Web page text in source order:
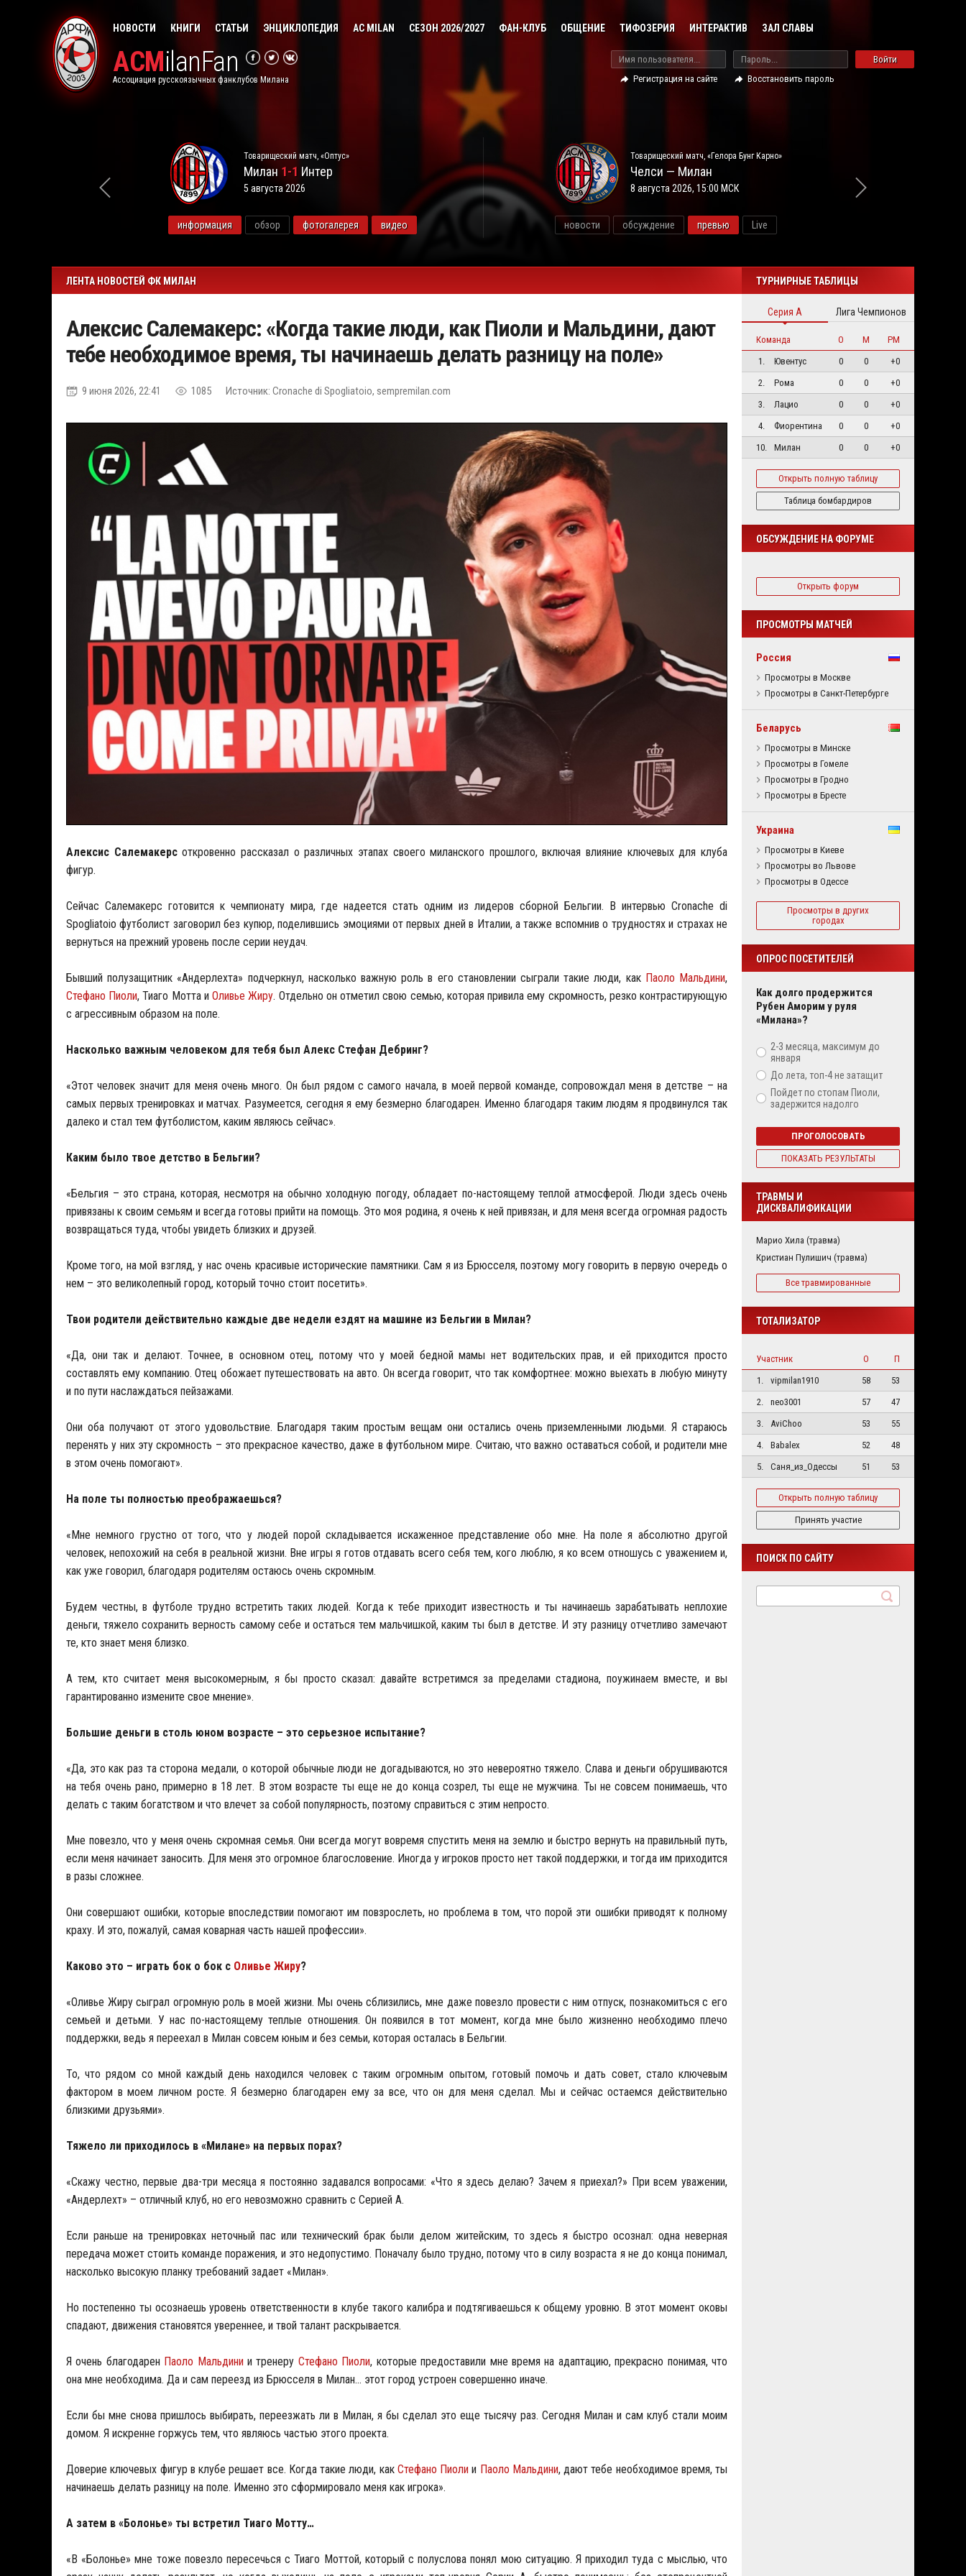
НОВОСТИ КНИГИ СТАТЬИ ЭНЦИКЛОПЕДИЯ AC MILAN СЕЗОН 2026/2027 ФАН-КЛУБ ОБЩЕНИЕ ТИФОЗЕРИЯ ИНТЕРАКТИВ ЗАЛ СЛАВЫ
ACMilanFan
Ассоциация русскоязычных фанклубов Милана
Войти
Регистрация на сайте
Восстановить пароль
Товарищеский матч, «Оптус»
Милан 1-1 Интер
5 августа 2026
информация обзор фотогалерея видео
Товарищеский матч, «Гелора Бунг Карно»
Челси — Милан
8 августа 2026, 15:00 МСК
новости обсуждение превью Live
ЛЕНТА НОВОСТЕЙ ФК МИЛАН
Алексис Салемакерс: «Когда такие люди, как Пиоли и Мальдини, дают
тебе необходимое время, ты начинаешь делать разницу на поле»
9 июня 2026, 22:41 1085 Источник: Cronache di Spogliatoio, sempremilan.com
Алексис Салемакерсоткровенно рассказал о различных этапах своего миланского прошлого, включая влияние ключевых для клуба
фигур.
Сейчас Салемакерс готовится к чемпионату мира, где надеется стать одним из лидеров сборной Бельгии. В интервью Cronache di
Spogliatoio футболист заговорил без купюр, поделившись эмоциями от первых дней в Италии, а также вспомнив о трудностях и страхах не
вернуться на прежний уровень после серии неудач.
Бывший полузащитник «Андерлехта» подчеркнул, насколько важную роль в его становлении сыграли такие люди, как Паоло Мальдини,
Стефано Пиоли, Тиаго Мотта иОливье Жиру. Отдельно он отметил свою семью, которая привила ему скромность, резко контрастирующую
с агрессивным образом на поле.
Насколько важным человеком для тебя был Алекс Стефан Дебринг?
«Этот человек значит для меня очень много. Он был рядом с самого начала, в моей первой команде, сопровождал меня в детстве – на
самых первых тренировках и матчах. Разумеется, сегодня я ему безмерно благодарен. Именно благодаря таким людям я продвинулся так
далеко и стал тем футболистом, каким являюсь сейчас».
Каким было твое детство в Бельгии?
«Бельгия – это страна, которая, несмотря на обычно холодную погоду, обладает по-настоящему теплой атмосферой. Люди здесь очень
привязаны к своим семьям и всегда готовы прийти на помощь. Это моя родина, я очень к ней привязан, и для меня всегда огромная радость
возвращаться туда, чтобы увидеть близких и друзей.
Кроме того, на мой взгляд, у нас очень красивые исторические памятники. Сам я из Брюсселя, поэтому могу говорить в первую очередь о
нем – это великолепный город, который точно стоит посетить».
Твои родители действительно каждые две недели ездят на машине из Бельгии в Милан?
«Да, они так и делают. Точнее, в основном отец, потому что у моей бедной мамы нет водительских прав, и ей приходится просто
составлять ему компанию. Отец обожает путешествовать на авто. Он всегда говорит, что так комфортнее: можно выехать в любую минуту
и по пути наслаждаться пейзажами.
Они оба получают от этого удовольствие. Благодаря таким простым вещам они остались очень приземленными людьми. Я стараюсь
перенять у них эту скромность – это прекрасное качество, даже в футбольном мире. Считаю, что важно оставаться собой, и родители мне
в этом очень помогают».
На поле ты полностью преображаешься?
«Мне немного грустно от того, что у людей порой складывается искаженное представление обо мне. На поле я абсолютно другой
человек, непохожий на себя в реальной жизни. Вне игры я готов отдавать всего себя тем, кого люблю, я ко всем отношусь с уважением и,
как уже говорил, благодаря родителям остаюсь очень скромным.
Будем честны, в футболе трудно встретить таких людей. Когда к тебе приходит известность и ты начинаешь зарабатывать неплохие
деньги, тяжело сохранить верность самому себе и остаться тем мальчишкой, каким ты был в детстве. И эту разницу отчетливо замечают
те, кто знает меня близко.
А тем, кто считает меня высокомерным, я бы просто сказал: давайте встретимся за пределами стадиона, поужинаем вместе, и вы
гарантированно измените свое мнение».
Большие деньги в столь юном возрасте – это серьезное испытание?
«Да, это как раз та сторона медали, о которой обычные люди не догадываются, но это невероятно тяжело. Слава и деньги обрушиваются
на тебя очень рано, примерно в 18 лет. В этом возрасте ты еще не до конца созрел, ты еще не мужчина. Ты не совсем понимаешь, что
делать с таким богатством и что влечет за собой популярность, поэтому справиться с этим непросто.
Мне повезло, что у меня очень скромная семья. Они всегда могут вовремя спустить меня на землю и быстро вернуть на правильный путь,
если меня начинает заносить. Для меня это огромное благословение. Иногда у игроков просто нет такой поддержки, и тогда им приходится
в разы сложнее.
Они совершают ошибки, которые впоследствии помогают им повзрослеть, но проблема в том, что порой эти ошибки приводят к полному
краху. И это, пожалуй, самая коварная часть нашей профессии».
Каково это – играть бок о бок с Оливье Жиру?
«Оливье Жиру сыграл огромную роль в моей жизни. Мы очень сблизились, мне даже повезло провести с ним отпуск, познакомиться с его
семьей и детьми. У нас по-настоящему теплые отношения. Он появился в тот момент, когда мне было жизненно необходимо плечо
поддержки, ведь я переехал в Милан совсем юным и без семьи, которая осталась в Бельгии.
То, что рядом со мной каждый день находился человек с таким огромным опытом, готовый помочь и дать совет, стало ключевым
фактором в моем личном росте. Я безмерно благодарен ему за все, что он для меня сделал. Мы и сейчас остаемся действительно
близкими друзьями».
Тяжело ли приходилось в «Милане» на первых порах?
«Скажу честно, первые два-три месяца я постоянно задавался вопросами: «Что я здесь делаю? Зачем я приехал?» При всем уважении,
«Андерлехт» – отличный клуб, но его невозможно сравнить с Серией А.
Если раньше на тренировках неточный пас или технический брак были делом житейским, то здесь я быстро осознал: одна неверная
передача может стоить команде поражения, и это недопустимо. Поначалу было трудно, потому что в силу возраста я не до конца понимал,
насколько высокую планку требований задает «Милан».
Но постепенно ты осознаешь уровень ответственности в клубе такого калибра и подтягиваешься к общему уровню. В этот момент оковы
спадают, движения становятся увереннее, и твой талант раскрывается.
Я очень благодарен Паоло Мальдини и тренеру Стефано Пиоли, которые предоставили мне время на адаптацию, прекрасно понимая, что
она мне необходима. Да и сам переезд из Брюсселя в Милан... этот город устроен совершенно иначе.
Если бы мне снова пришлось выбирать, переезжать ли в Милан, я бы сделал это еще тысячу раз. Сегодня Милан и сам клуб стали моим
домом. Я искренне горжусь тем, что являюсь частью этого проекта.
Доверие ключевых фигур в клубе решает все. Когда такие люди, как Стефано Пиоли и Паоло Мальдини, дают тебе необходимое время, ты
начинаешь делать разницу на поле. Именно это сформировало меня как игрока».
А затем в «Болонье» ты встретил Тиаго Мотту…
«В «Болонье» мне тоже повезло пересечься с Тиаго Моттой, который с полуслова понял мою ситуацию. Я приходил туда с мыслью, что
ТУРНИРНЫЕ ТАБЛИЦЫ
Серия А Лига Чемпионов
Команда О М
РМ
1.
Ювентус 0 0
+0
2.
Рома 0 0
+0
3.
Лацио 0 0
+0
4.
Фиорентина 0 0
+0
10.
Милан 0 0 +0
Открыть полную таблицу
Таблица бомбардиров
ОБСУЖДЕНИЕ НА ФОРУМЕ
Открыть форум
ПРОСМОТРЫ МАТЧЕЙ
Россия
Просмотры в Москве
Просмотры в Санкт-Петербурге
Беларусь
Просмотры в Минске
Просмотры в Гомеле
Просмотры в Гродно
Просмотры в Бресте
Украина
Просмотры в Киеве
Просмотры во Львове
Просмотры в Одессе
Просмотры в других
городах
ОПРОС ПОСЕТИТЕЛЕЙ
Как долго продержится
Рубен Аморим у руля
«Милана»?
2-3 месяца, максимум до
января
До лета, топ-4 не затащит
Пойдет по стопам Пиоли,
задержится надолго
ПРОГОЛОСОВАТЬ
ПОКАЗАТЬ РЕЗУЛЬТАТЫ
ТРАВМЫ И
ДИСКВАЛИФИКАЦИИ
Марио Хила (травма)
Кристиан Пулишич (травма)
Все травмированные
ТОТАЛИЗАТОР
Участник О
П
1.
vipmilan1910 58
53
2.
neo3001 57
47
3.
AviChoo 53
55
4.
Babalex 52
48
5.
Саня_из_Одессы 51 53
Открыть полную таблицу
Принять участие
ПОИСК ПО САЙТУ